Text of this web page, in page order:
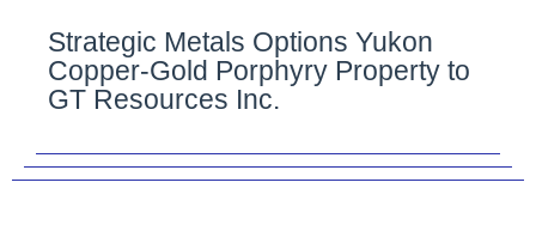
Strategic Metals Options Yukon
Copper-Gold Porphyry Property to
GT Resources Inc.